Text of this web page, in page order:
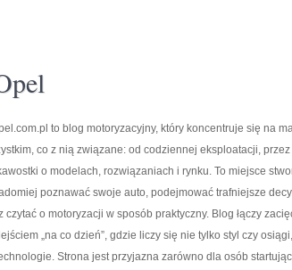
to blog motoryzacyjny, który koncentruje się na
co z nią związane: od codziennej eksploatacji,
o modelach, rozwiązaniach i rynku. To miejsce
poznawać swoje auto, podejmować trafniejsze
czytać o motoryzacji w sposób praktyczny. Blog łączy
„na co dzień”, gdzie liczy się nie tylko styl czy
Strona jest przyjazna zarówno dla osób